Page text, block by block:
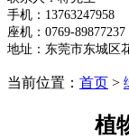
手机：13763247958
座机：0769-89877237
地址：东莞市东城区
当前位置： 首页 >
植